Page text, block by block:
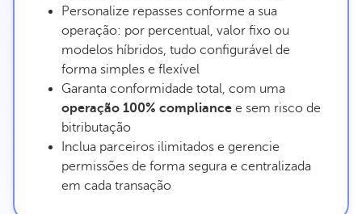
Personalize repasses conforme a sua
operação: por percentual, valor fixo ou
modelos híbridos, tudo configurável de
forma simples e flexível
Garanta conformidade total, com uma
operação 100% compliance e sem risco de
bitributação
Inclua parceiros ilimitados e gerencie
permissões de forma segura e centralizada
em cada transação